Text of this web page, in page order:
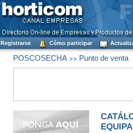
Registrarse Cómo participar
POSCOSECHA>> Punto de venta